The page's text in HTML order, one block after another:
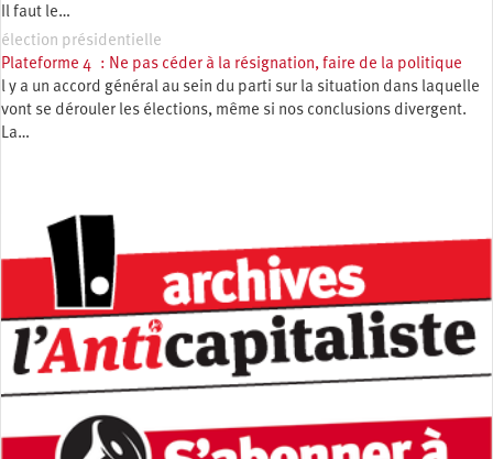
Il faut le…
élection présidentielle
Plateforme 4 : Ne pas céder à la résignation, faire de la politique
l y a un accord général au sein du parti sur la situation dans laquelle
vont se dérouler les élections, même si nos conclusions divergent.
La…